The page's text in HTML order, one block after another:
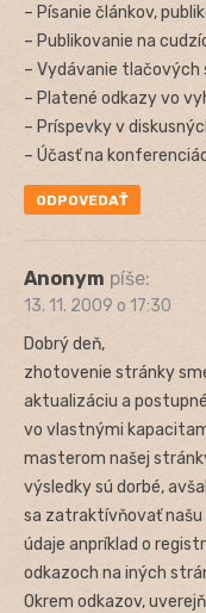
– Písanie článkov,
– Publikovanie na
– Vydávanie tlačových
– Platené odkazy vo
– Príspevky v
– Účasť na
ODPOVEDAŤ
Anonym píše:
13. 11. 2009 o 17:30
Dobrý deň,
zhotovenie stránky
aktualizáciu a
vo vlastnými
masterom našej
výsledky sú dorbé,
sa zatraktívňovať
údaje anpríklad o
odkazoch na iných
Okrem odkazov,